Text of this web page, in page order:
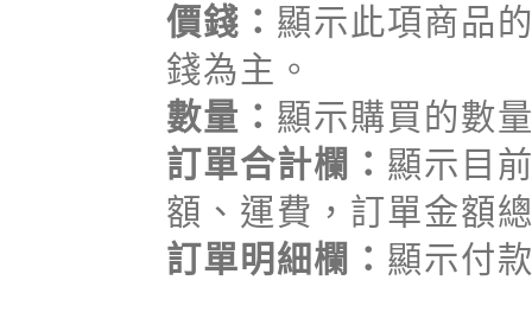
價錢： 顯示此項商品
錢為主。
數量： 顯示購買的數
訂單合計欄： 顯示目
額、運費，訂單金額
訂單明細欄： 顯示付